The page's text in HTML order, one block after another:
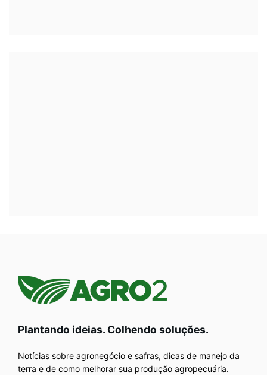
Plantando ideias. Colhendo soluções.
Notícias sobre agronegócio e safras, dicas de manejo da
terra e de como melhorar sua produção agropecuária.